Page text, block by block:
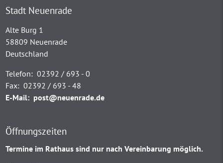
Stadt Neuenrade
Alte Burg 1
58809 Neuenrade
Deutschland
Telefon: 02392 / 693 - 0
Fax: 02392 / 693 - 48
E-Mail: post@neuenrade.de
Öffnungszeiten
Termine im Rathaus sind nur nach Vereinbarung möglich.